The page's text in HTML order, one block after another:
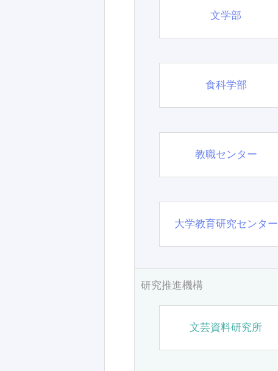
文学部
食科学部
教職センター
大学教育研究センター
研究推進機構
文芸資料研究所